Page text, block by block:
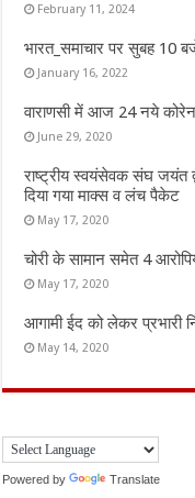
February 11, 2024
भारत_समाचार पर सुबह
January 16, 2022
वाराणसी में आज 24 नये
June 29, 2020
राष्ट्रीय स्वयंसेवक संघ जयंत
दिया गया माक्स व लंच पैकेट
May 17, 2020
चोरी के सामान समेत 4
May 17, 2020
आगामी ईद को लेकर प्रभारी
May 14, 2020
Powered by Translate